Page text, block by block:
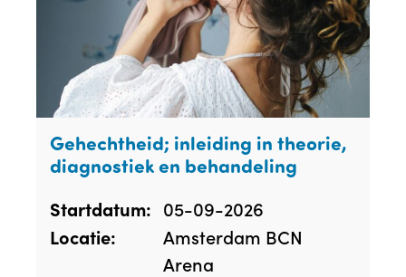
Gehechtheid; inleiding in theorie,
diagnostiek en behandeling
Startdatum: 05-09-2026
Locatie:
Amsterdam BCN
Arena